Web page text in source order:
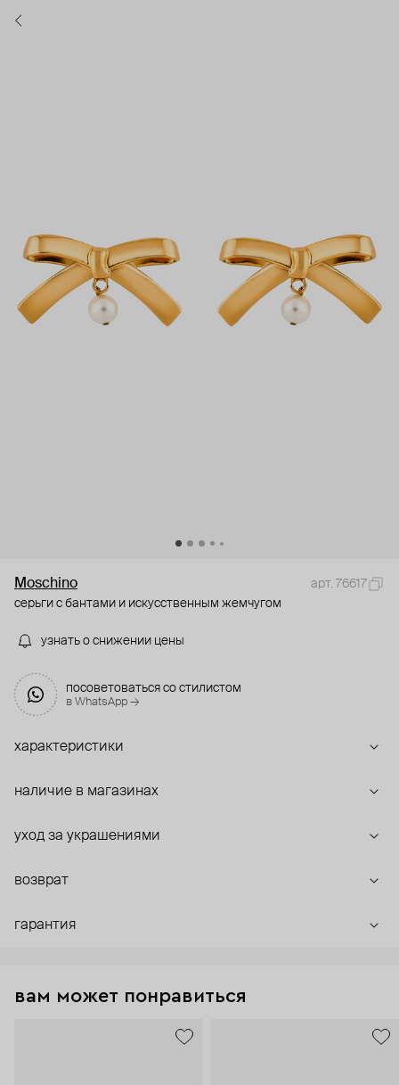
Moschino
арт. 76617
серьги с бантами и искусственным жемчугом
узнать о снижении цены
посоветоваться со стилистом
в WhatsApp →
характеристики
наличие в магазинах
уход за украшениями
возврат
гарантия
вам может понравиться